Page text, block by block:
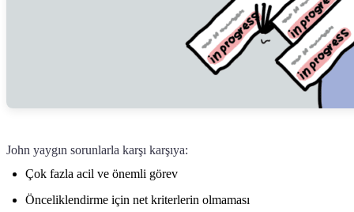
John yaygın sorunlarla karşı karşıya:
Çok fazla acil ve önemli görev
Önceliklendirme için net kriterlerin olmaması